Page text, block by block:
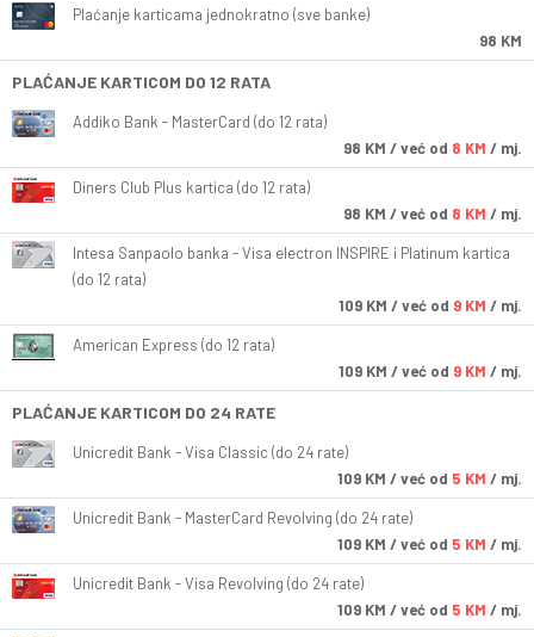
Plaćanje karticama jednokratno (sve banke)
98 KM
PLAĆANJE KARTICOM DO 12 RATA
Addiko Bank - MasterCard (do 12 rata)
98 KM / već od 8 KM / mj.
Diners Club Plus kartica (do 12 rata)
98 KM / već od 8 KM / mj.
Intesa Sanpaolo banka - Visa electron INSPIRE i Platinum kartica
(do 12 rata)
109 KM / već od 9 KM / mj.
American Express (do 12 rata)
109 KM / već od 9 KM / mj.
PLAĆANJE KARTICOM DO 24 RATE
Unicredit Bank - Visa Classic (do 24 rate)
109 KM / već od 5 KM / mj.
Unicredit Bank - MasterCard Revolving (do 24 rate)
109 KM / već od 5 KM / mj.
Unicredit Bank - Visa Revolving (do 24 rate)
109 KM / već od 5 KM / mj.